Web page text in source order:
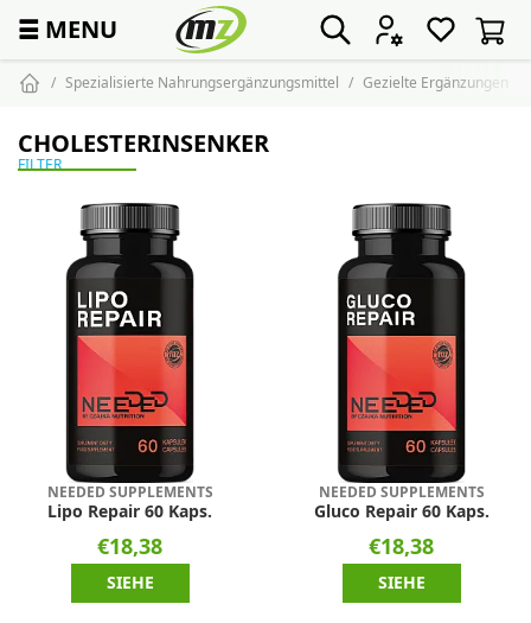
☰ MENU
Spezialisierte Nahrungsergänzungsmittel Gezielte Ergänzungen
CHOLESTERINSENKER
FILTER
NEEDED SUPPLEMENTS
Lipo Repair 60 Kaps.
€18,38
SIEHE
NEEDED SUPPLEMENTS
Gluco Repair 60 Kaps.
€18,38
SIEHE